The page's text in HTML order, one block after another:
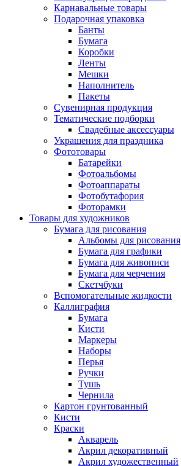
Карнавальные товары
Подарочная упаковка
Банты
Бумага
Коробки
Ленты
Мешки
Наполнитель
Пакеты
Сувенирная продукция
Тематические подборки
Свадебные аксессуары
Украшения для праздника
Фототовары
Батарейки
Фотоальбомы
Фотоаппараты
Фотобутафория
Фоторамки
Товары для художников
Бумага для рисования
Альбомы для рисования
Бумага для графики
Бумага для живописи
Бумага для черчения
Скетчбуки
Вспомогательные жидкости
Каллиграфия
Бумага
Кисти
Маркеры
Наборы
Перья
Ручки
Тушь
Чернила
Картон грунтованный
Кисти
Краски
Акварель
Акрил декоративный
Акрил художественный